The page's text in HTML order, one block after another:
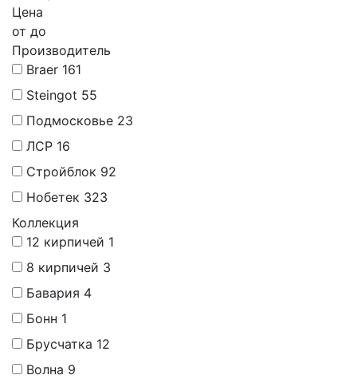
Цена
от до
Производитель
Braer 161
Steingot 55
Подмосковье 23
ЛСР 16
Стройблок 92
Нобетек 323
Коллекция
12 кирпичей 1
8 кирпичей 3
Бавария 4
Бонн 1
Брусчатка 12
Волна 9